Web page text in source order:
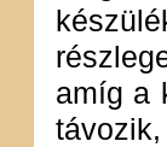
amíg a